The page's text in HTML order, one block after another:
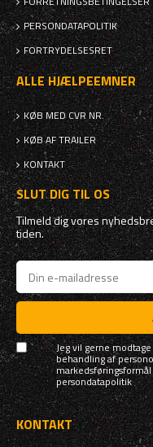
PERSONDATAPOLITIK
FORTRYDELSESRET
ALLE HJÆLPEEMNER
KØB MED CVR NR.
KØB AF TRAILER
KONTAKT
SLUT DIG TIL OS
Tilmeld dig vores
tiden.
Jeg vil gerne
behandling af
persondatapolitik
KONTAKT